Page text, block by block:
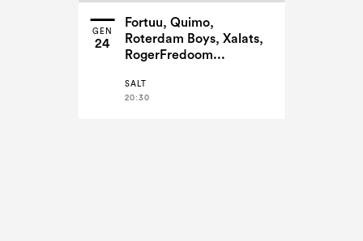
GEN
24
Fortuu, Quimo,
Roterdam Boys, Xalats,
RogerFredoom...
SALT
20:30